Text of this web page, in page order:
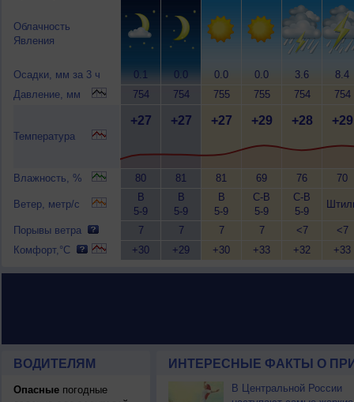
Облачность
Явления
Осадки, мм за 3 ч
Давление, мм
Температура
Влажность, %
Ветер, метр/с
Порывы ветра
Комфорт,°C
0.1
754
+27
80
В
5-9
7
+30
0.0
754
+27
81
В
5-9
7
+29
0.0
755
+27
81
В
5-9
7
+30
0.0
755
+29
69
С-В
5-9
7
+33
3.6
754
+28
76
С-В
5-9
<7
+32
8.4
754
+29
70
<7
+33
ВОДИТЕЛЯМ
Опасныепогодные
ИНТЕРЕСНЫЕ ФАКТЫ О
В Центральной России